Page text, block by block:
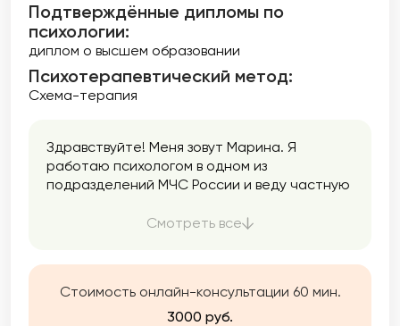
Подтверждённые дипломы по
психологии:
диплом о высшем образовании
Психотерапевтический метод:
Схема-терапия
Здравствуйте! Меня зовут Марина. Я
работаю психологом в одном из
подразделений МЧС России и веду частную
Московский психолого-социальный
движениями глаз, также использую
элементы позитивной психотерапии. Я
Смотреть все
Стоимость онлайн-консультации 60 мин.
3000 руб.